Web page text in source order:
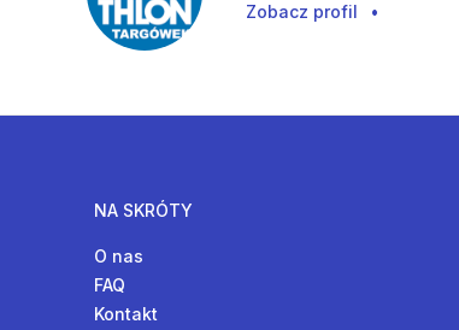
Zobacz profil •
NA SKRÓTY
O nas
FAQ
Kontakt